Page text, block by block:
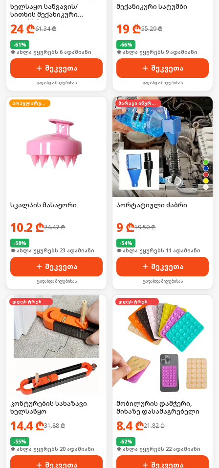
ხელსაყო საწვავის/
სითხის მექანიკური
გადასხმისთვის
24₾61.34₾
-61%
🛒 ბოლო 24სთ-ში იყიდა 8-მა
შეკვეთა
გადახდა მიღებისას
მექანიკური სატუმბი
19 ₾55.29₾
-66%
🛒 ბოლო 24სთ-ში იყიდა 10-მა
შეკვეთა
გადახდა მიღებისას
პოპულარული
სკალპის მასაჟორი
10.2 ₾24.47₾
-58%
🛒 ბოლო 24სთ-ში იყიდა 36-მა
შეკვეთა
გადახდა მიღებისას
მარაგი იწურება
პორტატიული ძაბრი
9 ₾19.50₾
-54%
🛒 ბოლო 24სთ-ში იყიდა 19-მა
შეკვეთა
გადახდა მიღებისას
დღეს ტრენდში
კონტურების სახაზავი
ხელსაწყო
14.4₾31.88₾
-55%
🛒 ბოლო 24სთ-ში იყიდა 32-მა
შეკვეთა
დღეს ტრენდში
მობილურის დამჭერი,
მინაზე დასამაგრებელი
8.4₾21.82₾
-62%
🛒 ბოლო 24სთ-ში იყიდა 35-მა
შეკვეთა